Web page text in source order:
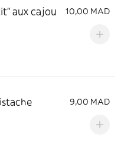
aux cajou 10,00 MAD
9,00 MAD